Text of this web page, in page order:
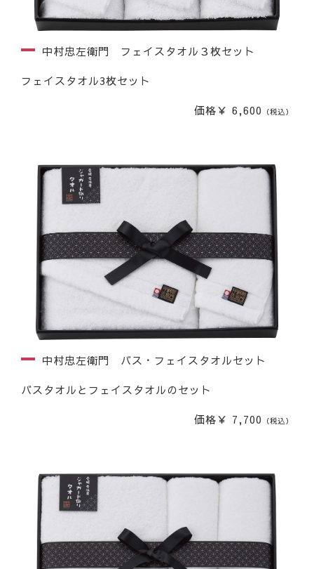
中村忠左衛門 フェイスタオル３枚セット
フェイスタオル3枚セット
価格￥ 6,600 （税込）
中村忠左衛門 バス・フェイスタオルセット
バスタオルとフェイスタオルのセット
価格￥ 7,700 （税込）